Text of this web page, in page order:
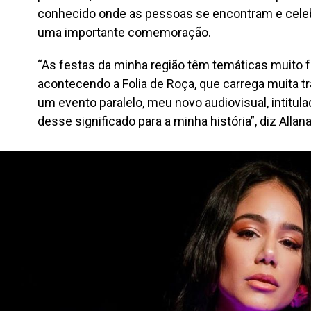
conhecido onde as pessoas se encontram e
uma importante comemoração.
“As festas da minha região têm temáticas muito
acontecendo a Folia de Roça, que carrega muita
um evento paralelo, meu novo audiovisual,
desse significado para a minha história”, diz